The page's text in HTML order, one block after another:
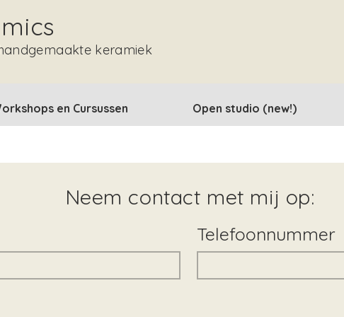
keramiek
en Cursussen Open studio (new!)
Neem contact met mij op:
Telefoonnummer